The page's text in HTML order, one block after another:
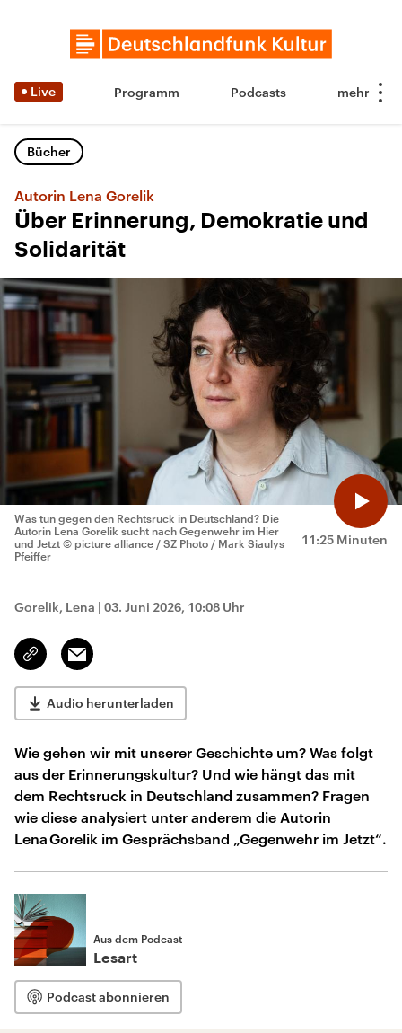
Live Programm Podcasts
Bücher
Autorin Lena Gorelik
Über Erinnerung, Demokratie und
Solidarität
11:25 Minuten
Was tun gegen den Rechtsruck in Deutschland? Die
Autorin Lena Gorelik sucht nach Gegenwehr im Hier
und Jetzt © picture alliance / SZ Photo / Mark Siaulys
Pfeiffer
Gorelik, Lena | 03. Juni 2026, 10:08 Uhr
Link
kopieren/teilen
Email
Audio herunterladen
Wie gehen wir mit unserer Geschichte um? Was folgt
aus der Erinnerungskultur? Und wie hängt das mit
dem Rechtsruck in Deutschland zusammen? Fragen
wie diese analysiert unter anderem die Autorin
Lena Gorelik im Gesprächsband „Gegenwehr im Jetzt“.
Aus dem Podcast
Lesart
Podcast abonnieren